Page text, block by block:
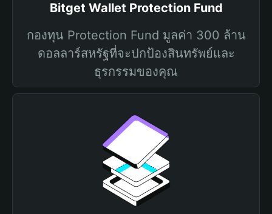
Bitget Wallet Protection Fund
กองทุน Protection Fund มูลค่า 300 ล้าน
ดอลลาร์สหรัฐที่จะปกป้องสินทรัพย์และ
ธุรกรรมของคุณ